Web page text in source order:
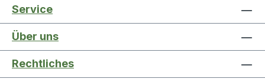
Service
Über uns
Rechtliches